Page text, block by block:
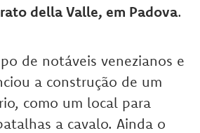
della Valle, em Padova.
de notáveis venezianos e
a construção de um
como um local para
a cavalo. Ainda o